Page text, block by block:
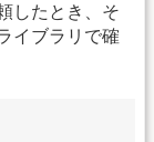
したとき、そ
イブラリで確